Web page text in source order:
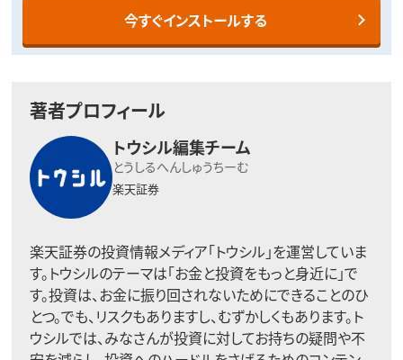
今すぐインストールする
著者プロフィール
トウシル編集チーム
とうしるへんしゅうちーむ
楽天証券
楽天証券の投資情報メディア「トウシル」を運営していま
す。トウシルのテーマは「お金と投資をもっと身近に」で
す。投資は、お金に振り回されないためにできることのひ
とつ。でも、リスクもありますし、むずかしくもあります。ト
ウシルでは、みなさんが投資に対してお持ちの疑問や不